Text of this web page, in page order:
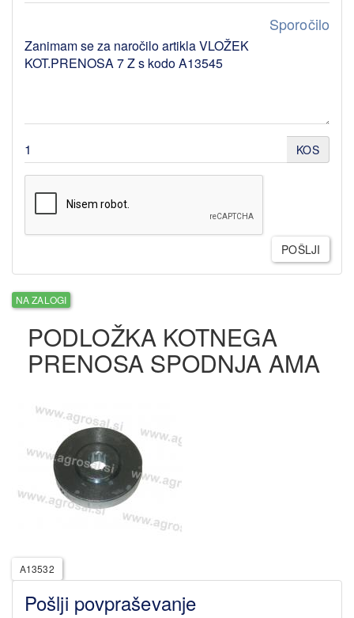
Sporočilo
KOS
POŠLJI
NA ZALOGI
PODLOŽKA KOTNEGA
PRENOSA SPODNJA AMA
A13532
Pošlji povpraševanje